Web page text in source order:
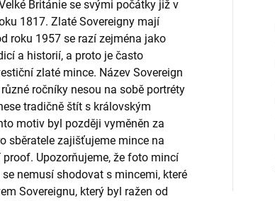
Británie se svými počátky již v
1817. Zlaté Sovereigny mají
roku 1957 se razí zejména jako
a historií, a proto je často
zlaté mince. Název Sovereign
ročníky nesou na sobě portréty
tradičně štít s královským
motiv byl později vyměněn za
sběratele zajišťujeme mince na
Upozorňujeme, že foto mincí
nemusí shodovat s mincemi, které
Sovereignu, který byl ražen od